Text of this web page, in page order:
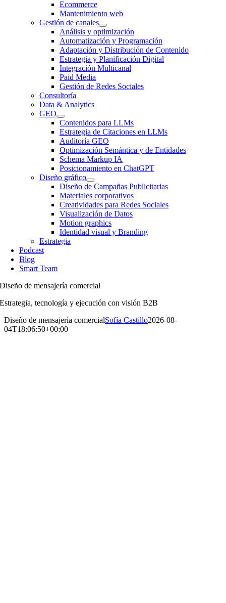
Ecommerce
Mantenimiento web
Gestión de canales
Análisis y optimización
Automatización y Programación
Adaptación y Distribución de Contenido
Estrategia y Planificación Digital
Integración Multicanal
Paid Media
Gestión de Redes Sociales
Consultoría
Data & Analytics
GEO
Contenidos para LLMs
Estrategia de Citaciones en LLMs
Auditoría GEO
Optimización Semántica y de Entidades
Schema Markup IA
Posicionamiento en ChatGPT
Diseño gráfico
Diseño de Campañas Publicitarias
Materiales corporativos
Creatividades para Redes Sociales
Visualización de Datos
Motion graphics
Identidad visual y Branding
Estrategia
Podcast
Blog
Smart Team
Diseño de mensajería comercial
Estrategia, tecnología y ejecución con visión B2B
Diseño de mensajería comercialSofía Castillo2026-08-
04T18:06:50+00:00